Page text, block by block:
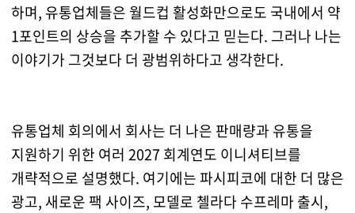
하며, 유통업체들은 월드컵 활성화만으로도 국내에서 약
1포인트의 상승을 추가할 수 있다고 믿는다. 그러나 나는
이야기가 그것보다 더 광범위하다고 생각한다.
유통업체 회의에서 회사는 더 나은 판매량과 유통을
지원하기 위한 여러 2027 회계연도 이니셔티브를
개략적으로 설명했다. 여기에는 파시피코에 대한 더 많은
광고, 새로운 팩 사이즈, 모델로 첼라다 수프레마 출시,